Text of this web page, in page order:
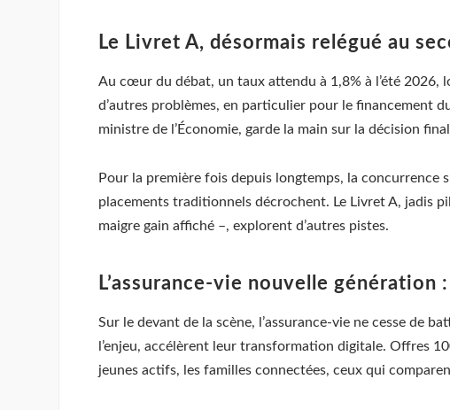
Le Livret A, désormais relégué au
Au cœur du débat, un taux attendu à 1,8% à l’été 2026,
d’autres problèmes, en particulier pour le financement
ministre de l’Économie, garde la main sur la décision
Pour la première fois depuis longtemps, la concurrence
placements traditionnels décrochent. Le Livret A, jadis
maigre gain affiché –, explorent d’autres pistes.
L’assurance-vie nouvelle génération
Sur le devant de la scène, l’assurance-vie ne cesse de
l’enjeu, accélèrent leur transformation digitale. Offres
jeunes actifs, les familles connectées, ceux qui